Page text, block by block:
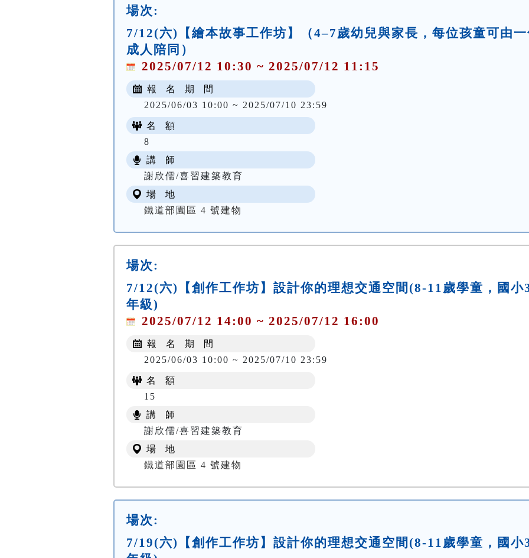
場次:
7/12(六)【繪本故事工作坊】（4–7歲幼兒與家長，每位孩童可由
成人陪同）
2025/07/12 10:30 ~ 2025/07/12 11:15
報 名 期 間
2025/06/03 10:00 ~ 2025/07/10 23:59
名 額
8
講 師
謝欣儒/喜習建築教育
場 地
鐵道部園區 4 號建物
場次:
7/12(六)【創作工作坊】設計你的理想交通空間(8-11歲學童，國小
年級)
2025/07/12 14:00 ~ 2025/07/12 16:00
報 名 期 間
2025/06/03 10:00 ~ 2025/07/10 23:59
名 額
15
講 師
謝欣儒/喜習建築教育
場 地
鐵道部園區 4 號建物
場次:
7/19(六)【創作工作坊】設計你的理想交通空間(8-11歲學童，國小